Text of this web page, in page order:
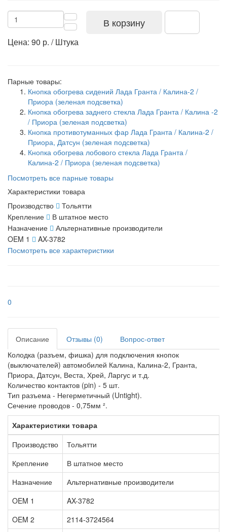
В корзину
Цена: 90 р. / Штука
Парные товары:
Кнопка обогрева сидений Лада Гранта / Калина-2 /
Приора (зеленая подсветка)
Кнопка обогрева заднего стекла Лада Гранта / Калина -2
/ Приора (зеленая подсветка)
Кнопка противотуманных фар Лада Гранта / Калина-2 /
Приора, Датсун (зеленая подсветка)
Кнопка обогрева лобового стекла Лада Гранта /
Калина-2 / Приора (зеленая подсветка)
Посмотреть все парные товары
Характеристики товара
Производство
Тольятти
Крепление
В штатное место
Назначение
Альтернативные производители
OEM 1
AX-3782
Посмотреть все характеристики
0
Описание Отзывы (0)
Вопрос-ответ
Колодка (разъем, фишка) для подключения кнопок
(выключателей) автомобилей Калина, Калина-2, Гранта,
Приора, Датсун, Веста, Хрей, Ларгус и т.д.
Количество контактов (pin) - 5 шт.
Тип разъема - Негерметичный (Untight).
Сечение проводов - 0,75мм ².
Характеристики товара
Производство
Тольятти
Крепление
В штатное место
Назначение
Альтернативные производители
OEM 1
AX-3782
OEM 2
2114-3724564